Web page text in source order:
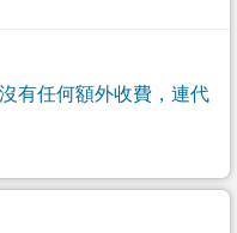
有任何額外收費，連代